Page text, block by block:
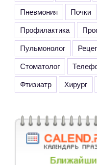
Пневмония
Почки
Профилактика
Пульмонолог
Стоматолог
Фтизиатр
Хирург